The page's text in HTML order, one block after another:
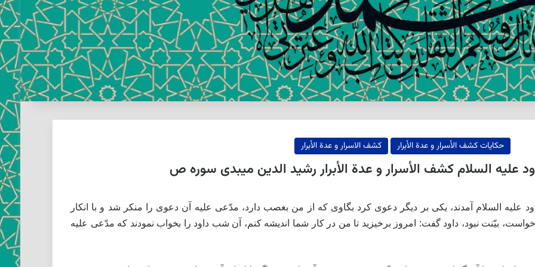
حکایات كشف الأسرار و عدة الأبرار كشف الاسرار و عدة الأبرار
السلام كشف الأسرار و عدة الأبرار رشيد الدين ميبدى سوره ص
السلام آمدند، يكى بر ديگر دعوى كرد بگاوى كه از من بغصب دارد، مدّعى عليه آن دعوى را منكر شد و با انكار
بيّنت نبود، داود گفت: امروز برخيزيد تا من در كار شما انديشه كنم، آن شب داود را بخواب نمودند كه مدّعى عليه